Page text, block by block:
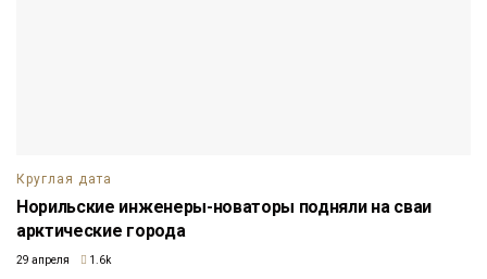
Круглая дата
Норильские инженеры-новаторы подняли на сваи
арктические города
29 апреля 1.6k